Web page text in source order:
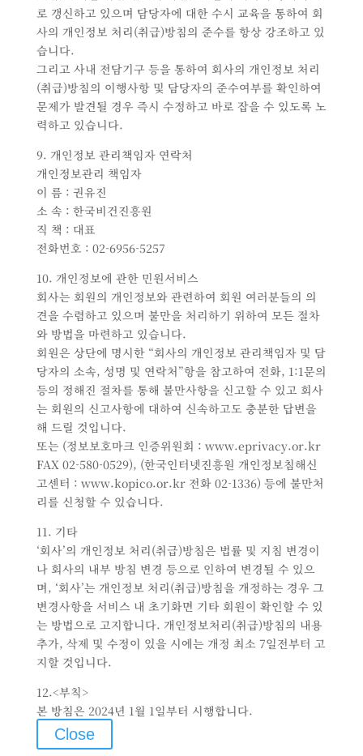
로 갱신하고 있으며 담당자에 대한 수시 교육을 통하여 회
사의 개인정보 처리(취급)방침의 준수를 항상 강조하고 있
습니다.
그리고 사내 전담기구 등을 통하여 회사의 개인정보 처리
(취급)방침의 이행사항 및 담당자의 준수여부를 확인하여
문제가 발견될 경우 즉시 수정하고 바로 잡을 수 있도록 노
력하고 있습니다.
9. 개인정보 관리책임자 연락처
개인정보관리 책임자
이 름 : 권유진
소 속 : 한국비건진흥원
직 책 : 대표
전화번호 : 02-6956-5257
10. 개인정보에 관한 민원서비스
회사는 회원의 개인정보와 관련하여 회원 여러분들의 의
견을 수렴하고 있으며 불만을 처리하기 위하여 모든 절차
와 방법을 마련하고 있습니다.
회원은 상단에 명시한 “회사의 개인정보 관리책임자 및 담
당자의 소속, 성명 및 연락처”항을 참고하여 전화, 1:1문의
등의 정해진 절차를 통해 불만사항을 신고할 수 있고 회사
는 회원의 신고사항에 대하여 신속하고도 충분한 답변을
해 드릴 것입니다.
또는 (정보보호마크 인증위원회 : www.eprivacy.or.kr
FAX 02-580-0529), (한국인터넷진흥원 개인정보침해신
고센터 : www.kopico.or.kr 전화 02-1336) 등에 불만처
리를 신청할 수 있습니다.
11. 기타
‘회사’의 개인정보 처리(취급)방침은 법률 및 지침 변경이
나 회사의 내부 방침 변경 등으로 인하여 변경될 수 있으
며, ‘회사’는 개인정보 처리(취급)방침을 개정하는 경우 그
변경사항을 서비스 내 초기화면 기타 회원이 확인할 수 있
는 방법으로 고지합니다. 개인정보처리(취급)방침의 내용
추가, 삭제 및 수정이 있을 시에는 개정 최소 7일전부터 고
지할 것입니다.
12.<부칙>
본 방침은 2024년 1월 1일부터 시행합니다.
Close